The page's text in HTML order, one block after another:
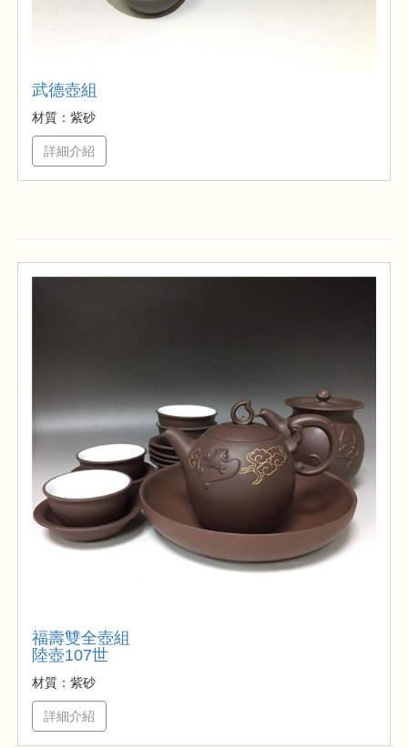
武德壺組
材質：紫砂
詳細介紹
福壽雙全壺組
陸壺107世
材質：紫砂
詳細介紹